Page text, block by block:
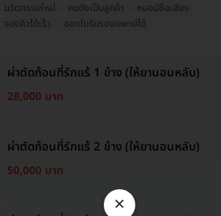
นวัตกรรมใหม่ คนดังเป็นลูกค้า
หมอมีชื่อเสียง
จองคิวได้เร็ว
ออกใบรับรองแพทย์ได้
ผ่าตัดก้อนที่รักแร้ 1 ข้าง (ให้ยานอนหลับ)
28,000 บาท
ผ่าตัดก้อนที่รักแร้ 2 ข้าง (ให้ยานอนหลับ)
50,000 บาท
×